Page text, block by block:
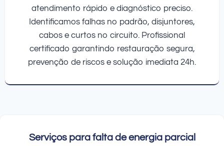
atendimento rápido e diagnóstico preciso.
Identificamos falhas no padrão, disjuntores,
cabos e curtos no circuito. Profissional
certificado garantindo restauração segura,
prevenção de riscos e solução imediata 24h.
Serviços para falta de energia parcial